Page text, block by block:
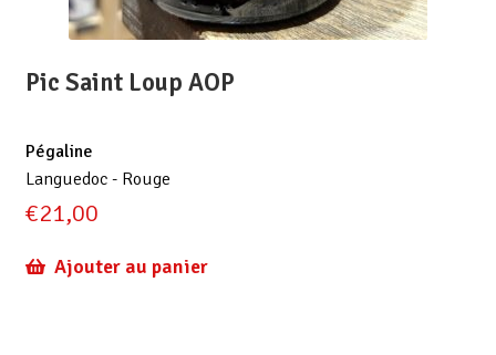
Pic Saint Loup AOP
Pégaline
Languedoc - Rouge
€21,00
Ajouter au panier